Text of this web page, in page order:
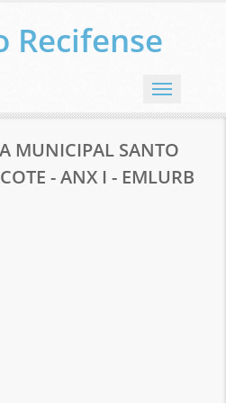
Recifense
Menu
MUNICIPAL SANTO
- ANX I - EMLURB